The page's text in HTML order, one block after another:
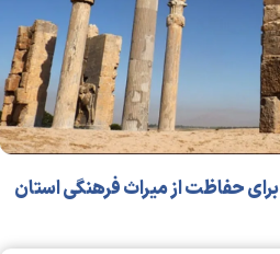
راه‌اندازی سامانه تلفنی ۳۱۳۱ برای حفاظت از میراث فرهنگی استان